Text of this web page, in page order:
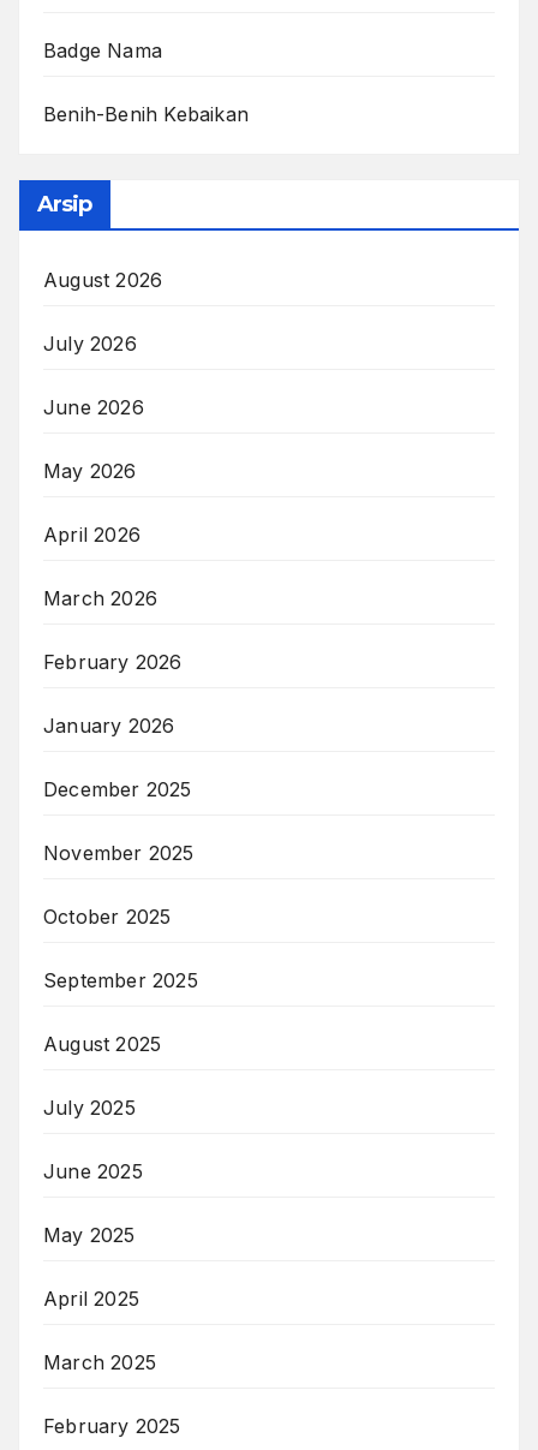
Badge Nama
Benih-Benih Kebaikan
Arsip
August 2026
July 2026
June 2026
May 2026
April 2026
March 2026
February 2026
January 2026
December 2025
November 2025
October 2025
September 2025
August 2025
July 2025
June 2025
May 2025
April 2025
March 2025
February 2025